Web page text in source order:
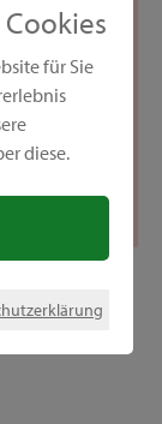
für Sie
diese.